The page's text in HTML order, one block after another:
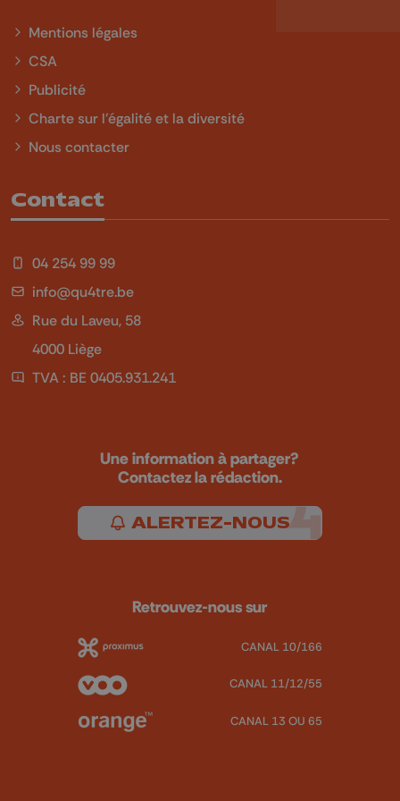
Mentions légales
CSA
Publicité
Charte sur l'égalité et la diversité
Nous contacter
Contact
04 254 99 99
info@qu4tre.be
Rue du Laveu, 58
4000 Liège
TVA : BE 0405.931.241
Une information à partager?
Contactez la rédaction.
ALERTEZ-NOUS
Retrouvez-nous sur
CANAL 10/166
CANAL 11/12/55
CANAL 13 OU 65